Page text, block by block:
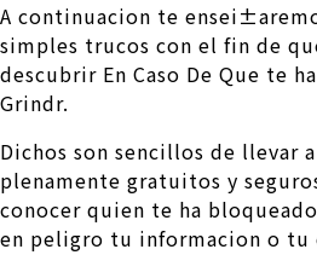
A continuacion te
simples trucos con el fin de
descubrir En Caso De Que te
Grindr.
Dichos son sencillos de llevar
plenamente gratuitos y
conocer quien te ha
en peligro tu informacion o tu